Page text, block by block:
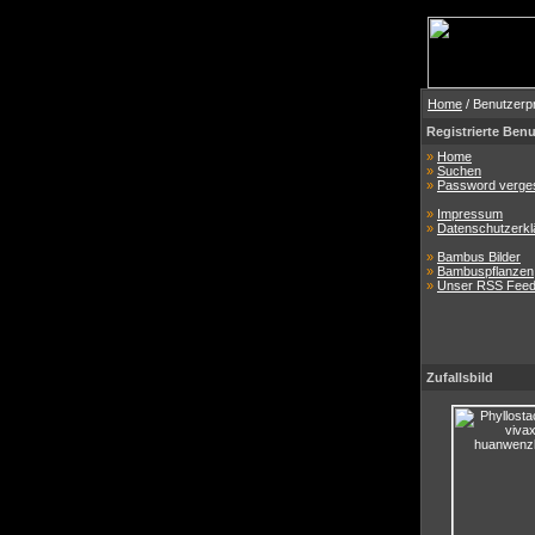
Home /
Registrierte
» Home
» Suchen
» Password
» Impressum
»
» Bambus Bilder
» Bambuspflanzen
» Unser RSS Feed
Zufallsbild